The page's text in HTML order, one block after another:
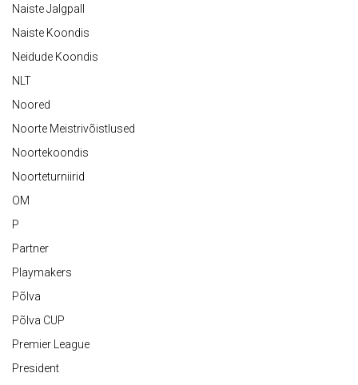
Naiste Jalgpall
Naiste Koondis
Neidude Koondis
NLT
Noored
Noorte Meistrivõistlused
Noortekoondis
Noorteturniirid
OM
P
Partner
Playmakers
Põlva
Põlva CUP
Premier League
President